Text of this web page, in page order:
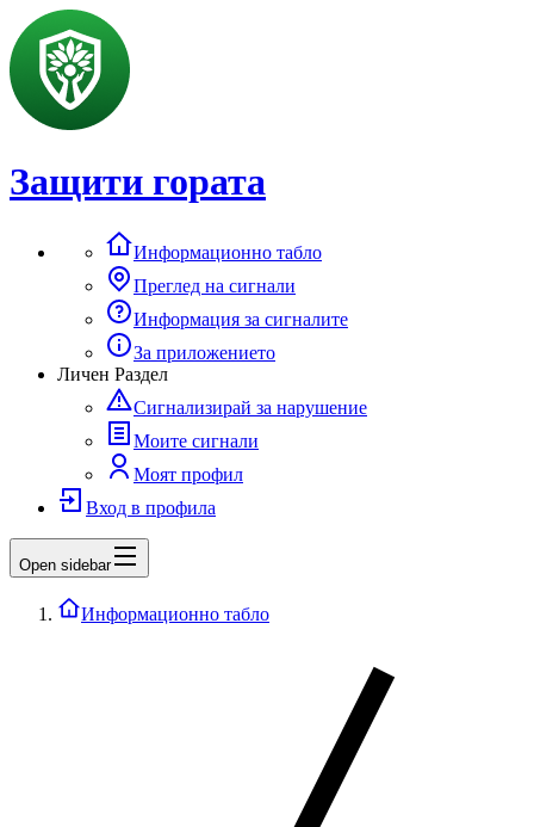
Защити гората
Информационно табло
Преглед на сигнали
Информация за сигналите
За приложението
Личен Раздел
Сигнализирай за нарушение
Моите сигнали
Моят профил
Вход в профила
Open sidebar
Информационно табло